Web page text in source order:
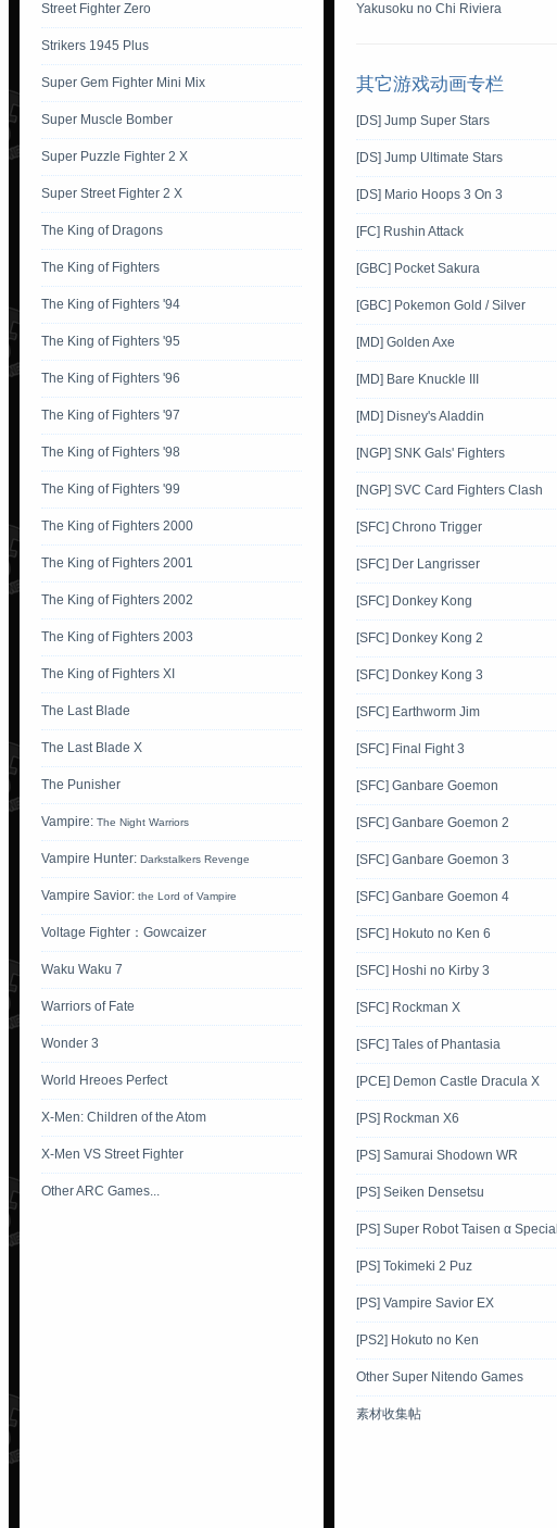
Street Fighter Zero
Strikers 1945 Plus
Super Gem Fighter Mini Mix
Super Muscle Bomber
Super Puzzle Fighter 2 X
Super Street Fighter 2 X
The King of Dragons
The King of Fighters
The King of Fighters '94
The King of Fighters '95
The King of Fighters '96
The King of Fighters '97
The King of Fighters '98
The King of Fighters '99
The King of Fighters 2000
The King of Fighters 2001
The King of Fighters 2002
The King of Fighters 2003
The King of Fighters XI
The Last Blade
The Last Blade X
The Punisher
Vampire: The Night Warriors
Vampire Hunter: Darkstalkers Revenge
Vampire Savior: the Lord of Vampire
Voltage Fighter：Gowcaizer
Waku Waku 7
Warriors of Fate
Wonder 3
World Hreoes Perfect
X-Men: Children of the Atom
X-Men VS Street Fighter
Other ARC Games...
Yakusoku no Chi Riviera
其它游戏动画专栏
[DS] Jump Super Stars
[DS] Jump Ultimate Stars
[DS] Mario Hoops 3 On 3
[FC] Rushin Attack
[GBC] Pocket Sakura
[GBC] Pokemon Gold / Silver
[MD] Golden Axe
[MD] Bare Knuckle III
[MD] Disney's Aladdin
[NGP] SNK Gals' Fighters
[NGP] SVC Card Fighters Clash
[SFC] Chrono Trigger
[SFC] Der Langrisser
[SFC] Donkey Kong
[SFC] Donkey Kong 2
[SFC] Donkey Kong 3
[SFC] Earthworm Jim
[SFC] Final Fight 3
[SFC] Ganbare Goemon
[SFC] Ganbare Goemon 2
[SFC] Ganbare Goemon 3
[SFC] Ganbare Goemon 4
[SFC] Hokuto no Ken 6
[SFC] Hoshi no Kirby 3
[SFC] Rockman X
[SFC] Tales of Phantasia
[PCE] Demon Castle Dracula X
[PS] Rockman X6
[PS] Samurai Shodown WR
[PS] Seiken Densetsu
[PS] Super Robot Taisen α Special
[PS] Tokimeki 2 Puz
[PS] Vampire Savior EX
[PS2] Hokuto no Ken
Other Super Nitendo Games
素材收集帖